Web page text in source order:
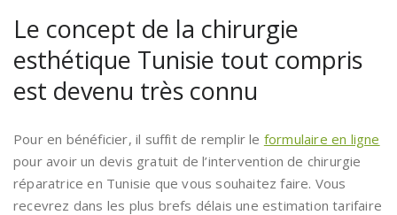
Le concept de la chirurgie
esthétique Tunisie tout compris
est devenu très connu
Pour en bénéficier, il suffit de remplir le formulaire en ligne
pour avoir un devis gratuit de l’intervention de chirurgie
réparatrice en Tunisie que vous souhaitez faire. Vous
recevrez dans les plus brefs délais une estimation tarifaire